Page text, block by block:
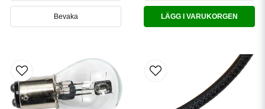
Bevaka LÄGG I VARUKORGEN